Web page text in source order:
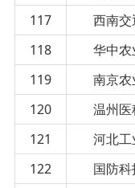
117
西南
118
华中
119
南京
120
温州
121
河北
122
国防